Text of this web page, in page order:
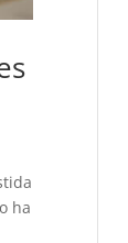
ha